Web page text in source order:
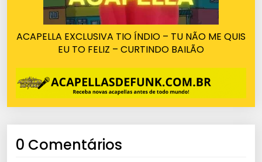
ACAPELLA EXCLUSIVA TIO ÍNDIO – TU NÃO ME QUIS
EU TO FELIZ – CURTINDO BAILÃO
0 Comentários